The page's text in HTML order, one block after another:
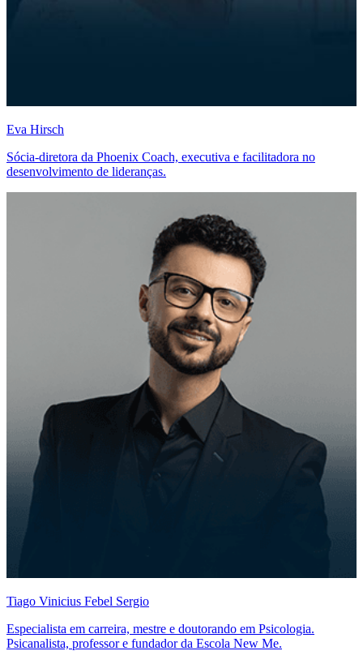
Eva Hirsch
Sócia-diretora da Phoenix Coach, executiva e facilitadora no
desenvolvimento de lideranças.
Tiago Vinicius Febel Sergio
Especialista em carreira, mestre e doutorando em Psicologia.
Psicanalista, professor e fundador da Escola New Me.